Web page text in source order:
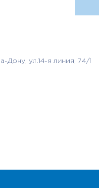
ул.14-я линия, 74/1